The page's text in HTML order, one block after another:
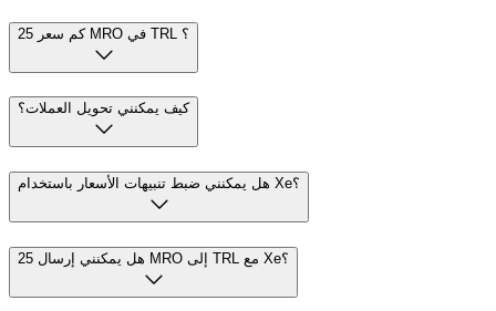
كم سعر 25 MRO في TRL ؟
كيف يمكنني تحويل العملات؟
هل يمكنني ضبط تنبيهات الأسعار باستخدام Xe؟
هل يمكنني إرسال 25 MRO إلى TRL مع Xe؟